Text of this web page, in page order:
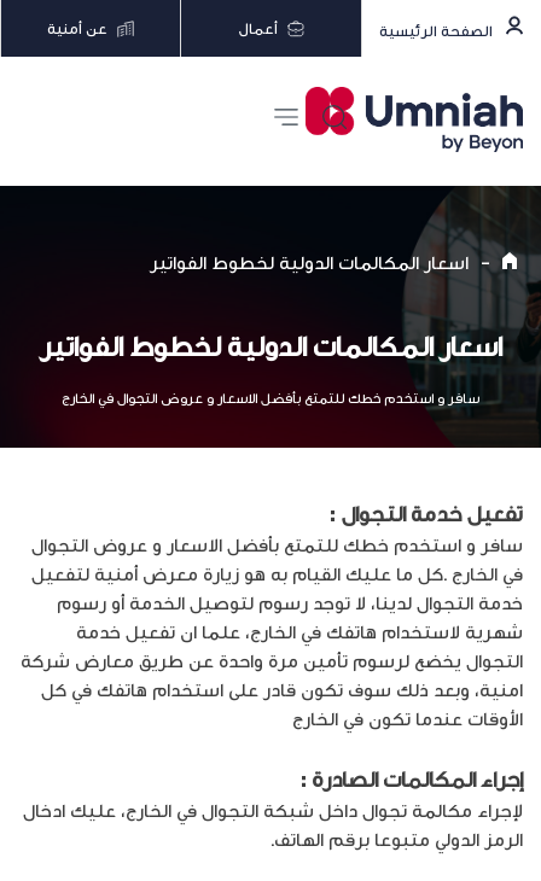
الصفحة الرئيسية أعمال عن أمنية
- اسعار المكالمات الدولية لخطوط الفواتير
اسعار المكالمات الدولية لخطوط الفواتير
سافر و استخدم خطك للتمتع بأفضل الاسعار و عروض التجوال في الخارج
تفعيل خدمة التجوال :
سافر و استخدم خطك للتمتع بأفضل الاسعار و عروض التجوال
في الخارج .كل ما عليك القيام به هو زيارة معرض أمنية لتفعيل
خدمة التجوال لدينا، لا توجد رسوم لتوصيل الخدمة أو رسوم
شهرية لاستخدام هاتفك في الخارج، علما ان تفعيل خدمة
التجوال يخضع لرسوم تأمين مرة واحدة عن طريق معارض شركة
امنية، وبعد ذلك سوف تكون قادر على استخدام هاتفك في كل
الأوقات عندما تكون في الخارج
إجراء المكالمات الصادرة :
لإجراء مكالمة تجوال داخل شبكة التجوال في الخارج، عليك ادخال
الرمز الدولي متبوعا برقم الهاتف.